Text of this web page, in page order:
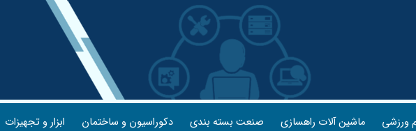
ورزشی ماشین آلات راهسازی صنعت بسته بندی دکوراسیون و ساختمان ابزار و تجهیزات